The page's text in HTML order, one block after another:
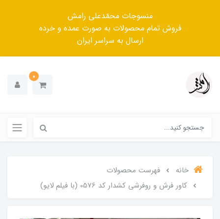
منسوجات محمّدعلی رامش
فروش تمام محصولات به صورت عمده و خرده
ارسال به سراسر ایران
0
خانه
فهرست محصولات
کاور فرش و روفرشی کشدار کد 0576 (با فیلم لایو)